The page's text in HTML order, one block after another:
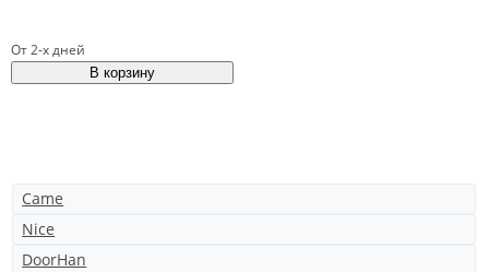
От 2-х дней
Came
Nice
DoorHan